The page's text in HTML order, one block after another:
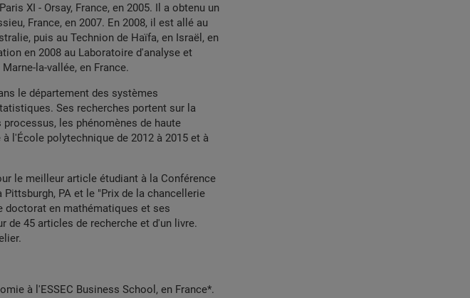
XI - Orsay, France, en 2005. Il a obtenu un
France, en 2007. En 2008, il est allé au
puis au Technion de Haïfa, en Israël, en
en 2008 au Laboratoire d'analyse et
la-vallée, en France.
le département des systèmes
Ses recherches portent sur la
les phénomènes de haute
l'École polytechnique de 2012 à 2015 et à
le meilleur article étudiant à la Conférence
Pittsburgh, PA et le "Prix de la chancellerie
doctorat en mathématiques et ses
de 45 articles de recherche et d'un livre.
à l'ESSEC Business School, en France*.